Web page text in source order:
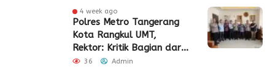
4 week ago
Polres Metro Tangerang
Kota Rangkul UMT,
Rektor: Kritik Bagian dari
Demokrasi
36 Admin